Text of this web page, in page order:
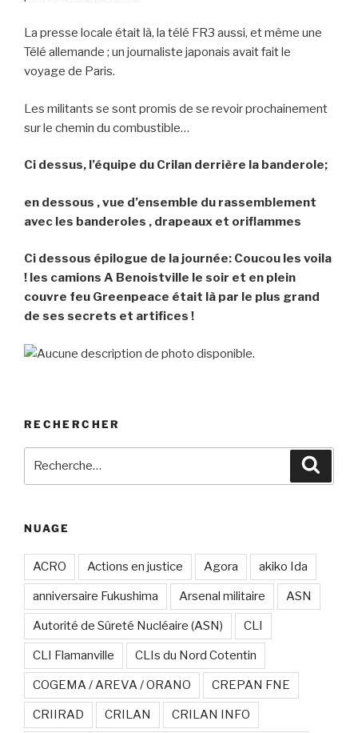
La presse locale était là, la télé FR3 aussi, et même une
Télé allemande ; un journaliste japonais avait fait le
voyage de Paris.
Les militants se sont promis de se revoir prochainement
sur le chemin du combustible…
Ci dessus, l’équipe du Crilan derrière la banderole;
en dessous , vue d’ensemble du rassemblement
avec les banderoles , drapeaux et oriflammes
Ci dessous épilogue de la journée: Coucou les voila
! les camions A Benoistville le soir et en plein
couvre feu Greenpeace était là par le plus grand
de ses secrets et artifices !
RECHERCHER
NUAGE
ACRO Actions en justice Agora akiko Ida
anniversaire Fukushima Arsenal militaire ASN
Autorité de Sûreté Nucléaire (ASN) CLI
CLI Flamanville CLIs du Nord Cotentin
COGEMA / AREVA / ORANO CREPAN FNE
CRIIRAD CRILAN CRILAN INFO